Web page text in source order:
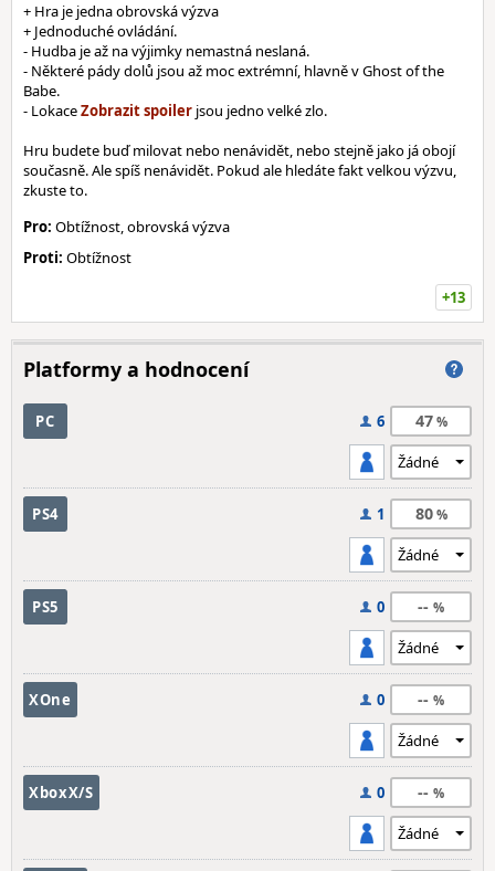
+ Hra je jedna obrovská výzva
+ Jednoduché ovládání.
- Hudba je až na výjimky nemastná neslaná.
- Některé pády dolů jsou až moc extrémní, hlavně v Ghost of the
Babe.
- Lokace
jsou jedno velké zlo.
Hru budete buď milovat nebo nenávidět, nebo stejně jako já obojí
současně. Ale spíš nenávidět. Pokud ale hledáte fakt velkou výzvu,
zkuste to.
Pro: Obtížnost, obrovská výzva
Proti: Obtížnost
+13
Platformy a hodnocení
PC 6 47
PS4 1 80
PS5 0 --
XOne 0 --
XboxX/S 0 --